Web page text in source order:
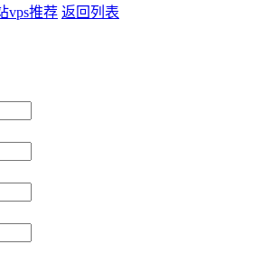
vps推荐 返回列表